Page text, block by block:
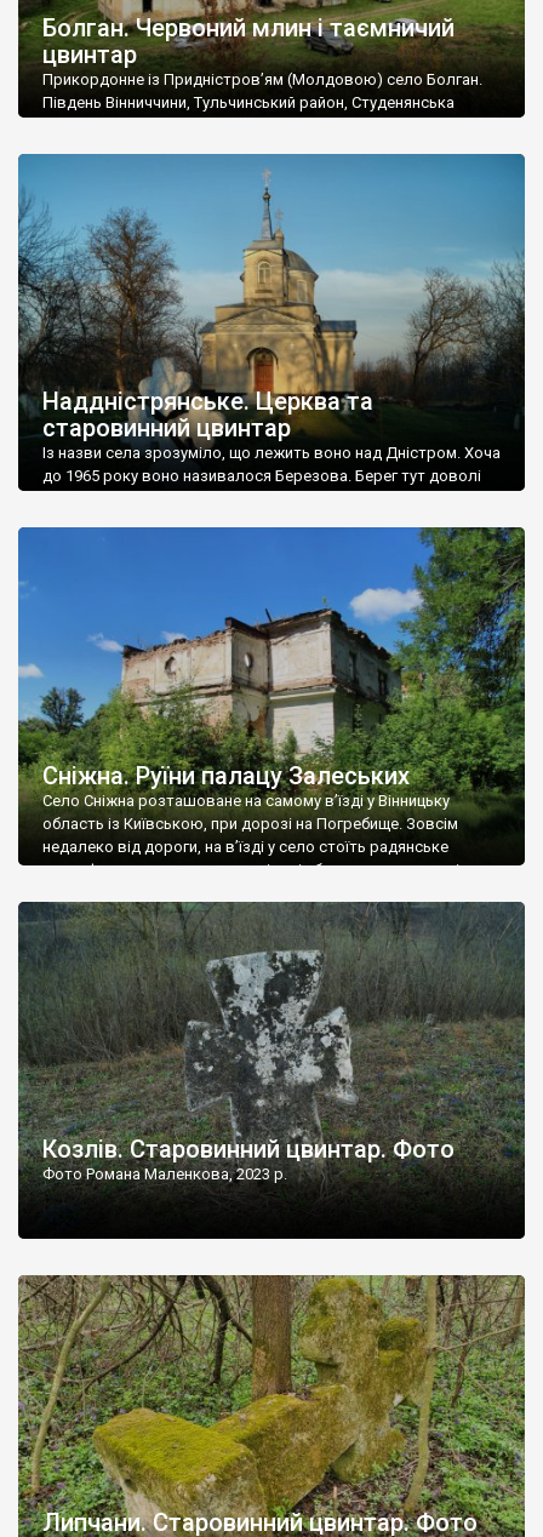
Болган. Червоний млин і таємничий
цвинтар
Прикордонне із Придністров’ям (Молдовою) село Болган.
Південь Вінниччини, Тульчинський район, Студенянська
старовинний цвинтар із кам’яними хрестами. Всі епітафії, які
збереглися, написані кирилицею, церковнослов’янською
мовою. За всіма традиційними ознаками – цвинтар
український. Хрести датуються 19 століттям. У 1924-1940
роках Болган […]
Наддністрянське. Церква та
старовинний цвинтар
Із назви села зрозуміло, що лежить воно над Дністром. Хоча
до 1965 року воно називалося Березова. Берег тут доволі
Наддністрянське відрізняється від більшості навколишніх
сіл. У селі є мурована Михайлівська церква. Точної дати […]
Сніжна. Руїни палацу Залеських
Село Сніжна розташоване на самому в’їзді у Вінницьку
область із Київською, при дорозі на Погребище. Зовсім
недалеко від дороги, на в’їзді у село стоїть радянське
рельєфне пано, яке показує жінку і яблуню, а трохи далі, десь
не видно, але видно дві стареньких колії у траві – […]
Козлів. Старовинний цвинтар. Фото
Фото Романа Маленкова, 2023 р.
Липчани. Старовинний цвинтар. Фото